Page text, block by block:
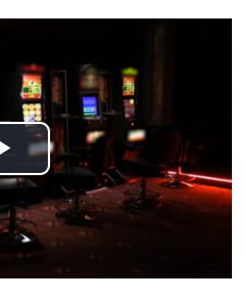
Odtwórz
wideo